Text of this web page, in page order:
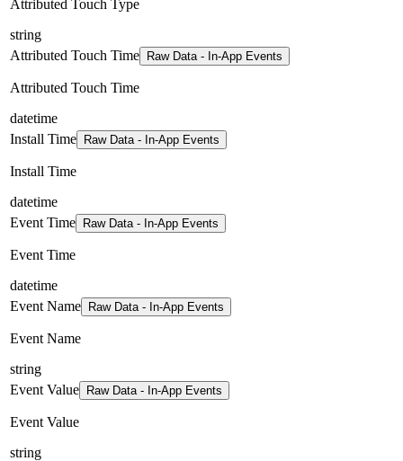
Attributed Touch Type
string
Attributed Touch Time
Raw Data - In-App Events
Attributed Touch Time
datetime
Install Time
Raw Data - In-App Events
Install Time
datetime
Event Time
Raw Data - In-App Events
Event Time
datetime
Event Name
Raw Data - In-App Events
Event Name
string
Event Value
Raw Data - In-App Events
Event Value
string